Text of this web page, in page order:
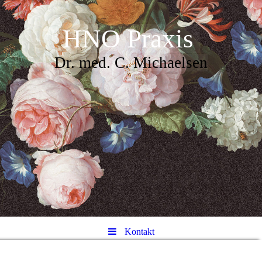
HNO Praxis
Dr. med. C. Michaelsen
Kontakt